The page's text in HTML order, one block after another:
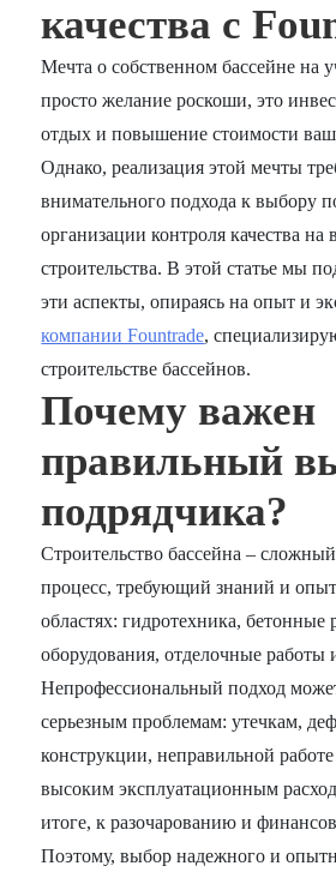
качества с
Мечта о собственном бассейне на
просто желание роскоши, это
отдых и повышение стоимости
Однако, реализация этой мечты
внимательного подхода к выбору
организации контроля качества на
строительства. В этой статье мы
эти аспекты, опираясь на опыт и
компании Fountrade,
строительстве бассейнов.
Почему важен
правильный
подрядчика?
Строительство бассейна –
процесс, требующий знаний и
областях: гидротехника,
оборудования, отделочные работы
Непрофессиональный подход
серьезным проблемам: утечкам,
конструкции, неправильной
высоким эксплуатационным
итоге, к разочарованию и
Поэтому, выбор надежного и